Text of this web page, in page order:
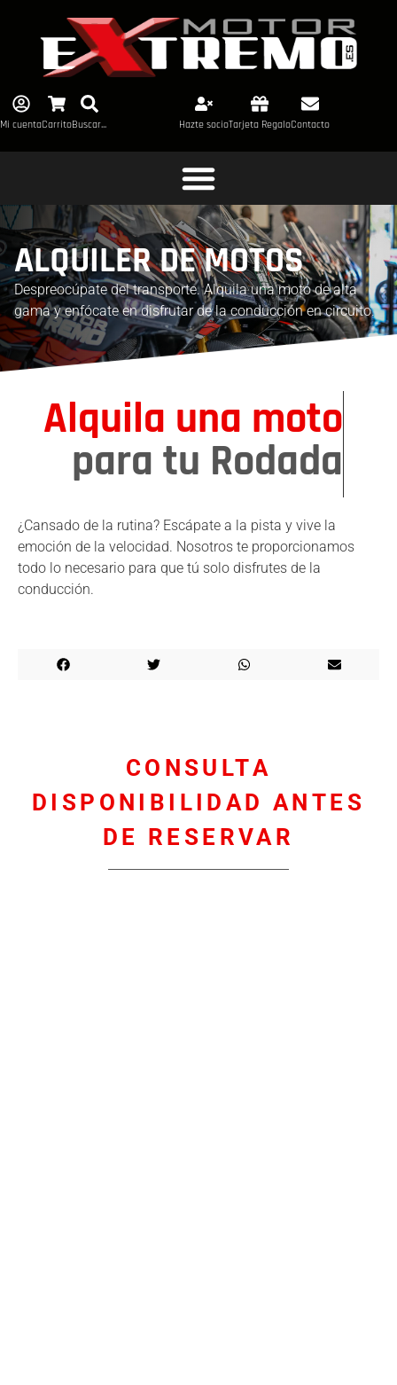
Mi cuentaCarritoBuscar... Hazte socioTarjeta RegaloContacto
ALQUILER DE MOTOS
Despreocúpate del transporte. Alquila una moto de alta
gama y enfócate en disfrutar de la conducción en circuito.
Alquila una moto
para tu Rodada
¿Cansado de la rutina? Escápate a la pista y vive la
emoción de la velocidad. Nosotros te proporcionamos
todo lo necesario para que tú solo disfrutes de la
conducción.
CONSULTA
DISPONIBILIDAD ANTES
DE RESERVAR